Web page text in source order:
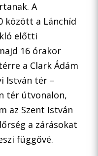
A
között a Lánchíd
előtti
16 órakor
a Clark Ádám
István tér –
tér útvonalon,
az Szent István
a zárásokat
függővé.